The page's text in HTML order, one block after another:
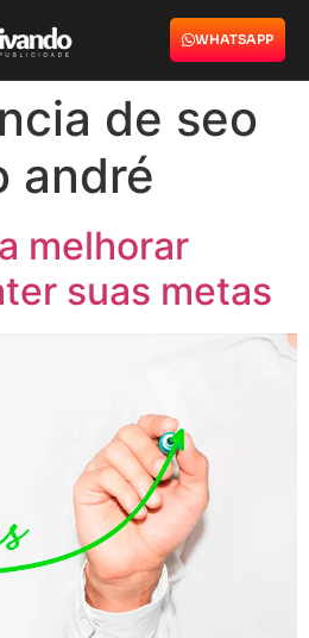
WHATSAPP
de seo
andré
melhorar
suas metas